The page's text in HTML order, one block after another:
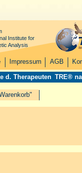
Institute for
Analysis
Impressum AGB
d. Therapeuten TRE®